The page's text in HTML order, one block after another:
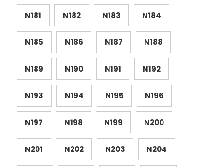
N181 N182 N183 N184
N185 N186 N187 N188
N189 N190 N191 N192
N193 N194 N195 N196
N197 N198 N199 N200
N201 N202 N203 N204